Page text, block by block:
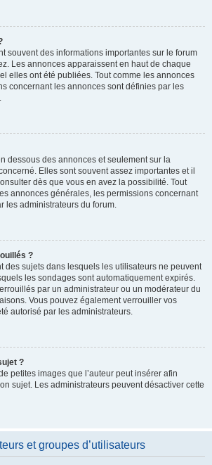
souvent des informations importantes sur le forum
Les annonces apparaissent en haut de chaque
elles ont été publiées. Tout comme les annonces
concernant les annonces sont définies par les
dessous des annonces et seulement sur la
Elles sont souvent assez importantes et il
dès que vous en avez la possibilité. Tout
annonces générales, les permissions concernant
les administrateurs du forum.
?
des sujets dans lesquels les utilisateurs ne peuvent
les sondages sont automatiquement expirés.
par un administrateur ou un modérateur du
Vous pouvez également verrouiller vos
autorisé par les administrateurs.
?
petites images que l’auteur peut insérer afin
sujet. Les administrateurs peuvent désactiver cette
et groupes d’utilisateurs